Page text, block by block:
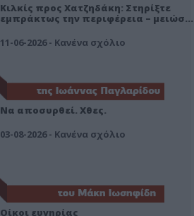
Κιλκίς προς Χατζηδάκη: Στηρίξτε
εμπράκτως την περιφέρεια – μειώσ…
11-06-2026 - Κανένα σχόλιο
Να αποσυρθεί. Χθες.
03-08-2026 - Κανένα σχόλιο
Οίκοι ευγηρίας